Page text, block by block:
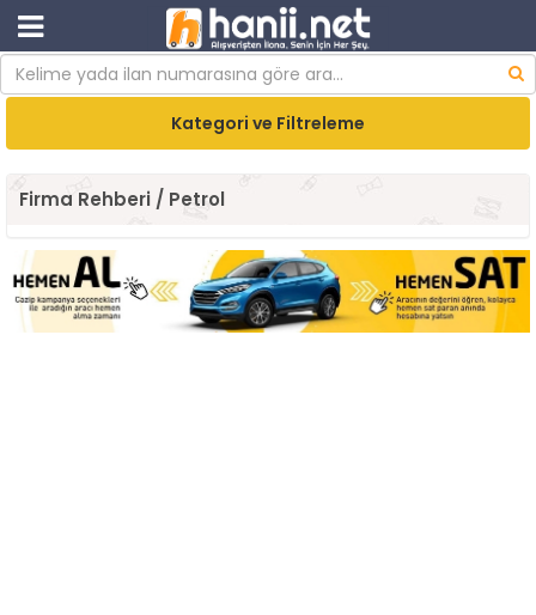
Kategori ve Filtreleme
Firma Rehberi / Petrol